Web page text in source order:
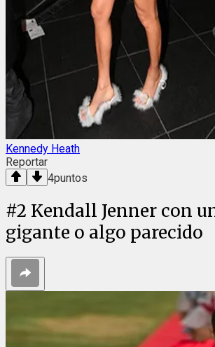
Kennedy Heath
Reportar
4puntos
#2 Kendall Jenner con
gigante o algo parecido